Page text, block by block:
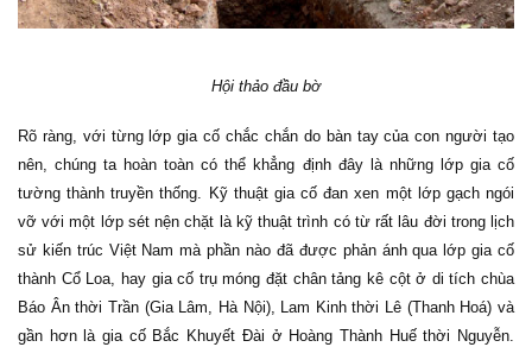
Hội thảo đầu bờ
Rõ ràng, với từng lớp gia cố chắc chắn do bàn tay của con người tạo
nên, chúng ta hoàn toàn có thể khẳng định đây là những lớp gia cố
tường thành truyền thống. Kỹ thuật gia cố đan xen một lớp gạch ngói
vỡ với một lớp sét nện chặt là kỹ thuật trình có từ rất lâu đời trong lịch
sử kiến trúc Việt Nam mà phần nào đã được phản ánh qua lớp gia cố
thành Cổ Loa, hay gia cố trụ móng đặt chân tảng kê cột ở di tích chùa
Báo Ân thời Trần (Gia Lâm, Hà Nội), Lam Kinh thời Lê (Thanh Hoá) và
gần hơn là gia cố Bắc Khuyết Đài ở Hoàng Thành Huế thời Nguyễn.